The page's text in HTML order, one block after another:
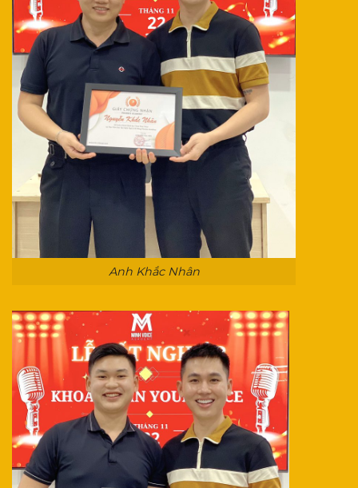
Anh Khắc Nhân